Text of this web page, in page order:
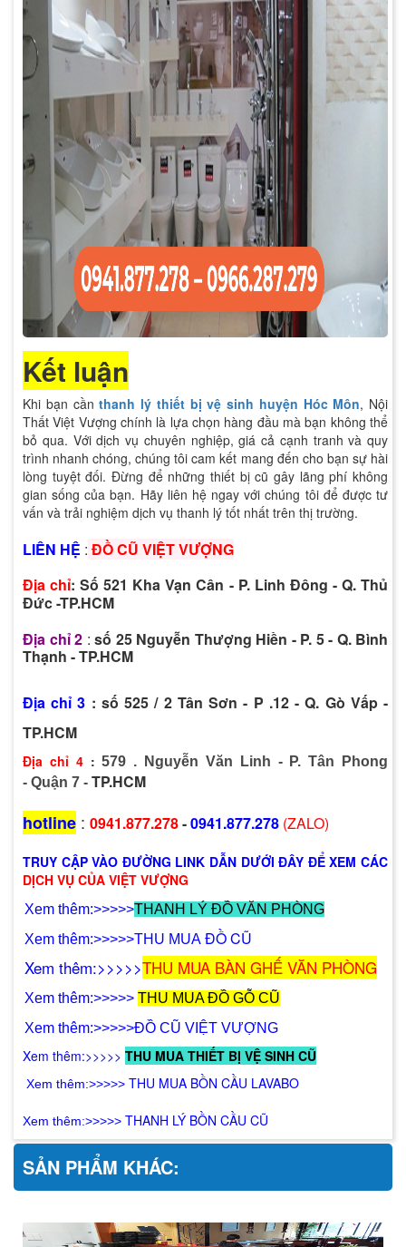
Kết luận
Khi bạn cầnthanh lý thiết bị vệ sinh huyện Hóc Môn, Nội
Thất Việt Vượng chính là lựa chọn hàng đầu mà bạn không thể
bỏ qua. Với dịch vụ chuyên nghiệp, giá cả cạnh tranh và quy
trình nhanh chóng, chúng tôi cam kết mang đến cho bạn sự hài
lòng tuyệt đối. Đừng để những thiết bị cũ gây lãng phí không
gian sống của bạn. Hãy liên hệ ngay với chúng tôi để được tư
vấn và trải nghiệm dịch vụ thanh lý tốt nhất trên thị trường.
LIÊN HỆ : ĐỒ CŨ VIỆT VƯỢNG
Địa chỉ: Số 521 Kha Vạn Cân - P. Linh Đông - Q. Thủ
Đức -TP.HCM
Địa chỉ 2 : số 25 Nguyễn Thượng Hiền - P. 5 - Q. Bình
Thạnh - TP.HCM
Địa chỉ 3 : số 525 / 2 Tân Sơn - P .12 - Q. Gò Vấp -
TP.HCM
Địa chỉ 4:579 . Nguyễn Văn Linh - P. Tân Phong
- Quận 7 - TP.HCM
hotline : 0941.877.278-0941.877.278 (ZALO)
TRUY CẬP VÀO ĐƯỜNG LINK DẪN DƯỚI ĐÂY ĐỂ XEM CÁC
DỊCH VỤ CỦA VIỆT VƯỢNG
Xem thêm:>>>>>THANH LÝ ĐỒ VĂN PHÒNG
Xem thêm:>>>>>THU MUA ĐỒ CŨ
Xem thêm:>>>>>THU MUA BÀN GHẾ VĂN PHÒNG
Xem thêm:>>>>> THU MUA ĐỒ GỖ CŨ
Xem thêm:>>>>>ĐỒ CŨ VIỆT VƯỢNG
Xem thêm:>>>>> THU MUA THIẾT BỊ VỆ SINH CŨ
Xem thêm:>>>>> THU MUA BỒN CẦU LAVABO
Xem thêm:>>>>> THANH LÝ BỒN CẦU CŨ
SẢN PHẨM KHÁC: